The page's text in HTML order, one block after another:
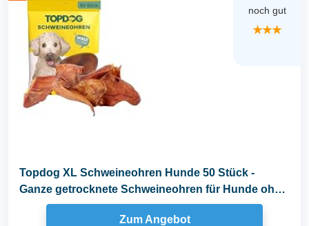
noch gut
★★★
Topdog XL Schweineohren Hunde 50 Stück -
Ganze getrocknete Schweineohren für Hunde ohne
fettige...
Zum Angebot